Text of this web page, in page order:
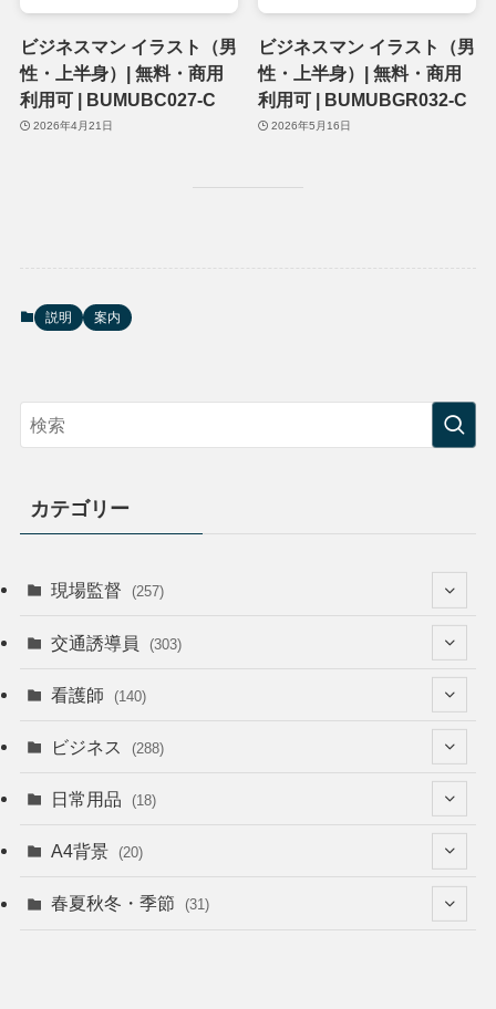
ビジネスマン イラスト（男
性・上半身）| 無料・商用
利用可 | BUMUBC027-C
2026年4月21日
ビジネスマン イラスト（男
性・上半身）| 無料・商用
利用可 | BUMUBGR032-C
2026年5月16日
説明 案内
カテゴリー
現場監督 (257)
(52)
(74)
交通誘導員 (303)
(64)
(53)
(55)
看護師 (140)
(53)
(36)
(22)
ビジネス (288)
(120)
(12)
(49)
(8)
日常用品 (18)
(13)
A4背景 (20)
(5)
春夏秋冬・季節 (31)